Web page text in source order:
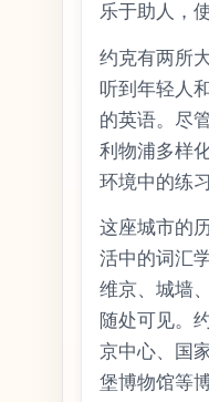
乐于助人，
约克有两所
听到年轻人
的英语。尽
利物浦多样
环境中的练习
这座城市的
活中的词汇
维京、城墙
随处可见。
京中心、国
堡博物馆等